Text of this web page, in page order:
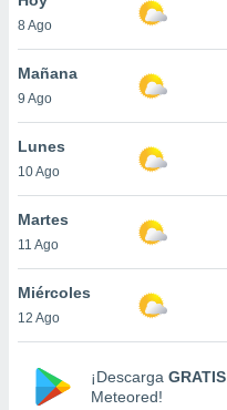
en
más
nuestra
de
8 Ago
Mañana
9 Ago
Lunes
10 Ago
Martes
11 Ago
Miércoles
12 Ago
¡Descarga GRATIS
Meteored!